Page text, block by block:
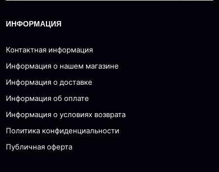
ИНФОРМАЦИЯ
Контактная информация
Информация о нашем магазине
Информация о доставке
Информация об оплате
Информация о условиях возврата
Политика конфиденциальности
Публичная оферта